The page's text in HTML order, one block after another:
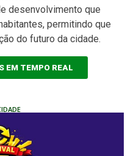
desenvolvimento que
permitindo que
do futuro da cidade.
EM TEMPO REAL